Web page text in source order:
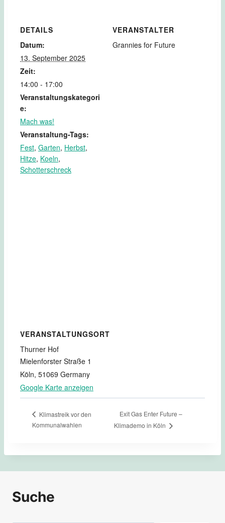
DETAILS
Datum:
13. September 2025
Zeit:
14:00 - 17:00
Veranstaltungskategori
e:
Mach was!
Veranstaltung-Tags:
Fest, Garten, Herbst,
Hitze, Koeln,
Schotterschreck
VERANSTALTER
Grannies for Future
VERANSTALTUNGSORT
Thurner Hof
Mielenforster Straße 1
Köln, 51069 Germany
Google Karte anzeigen
Klimastreik vor den
Kommunalwahlen
Exit Gas Enter Future –
Klimademo in Köln
Suche